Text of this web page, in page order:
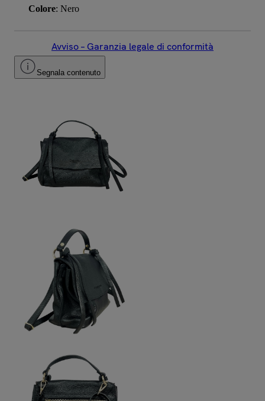
Colore: Nero
Avviso – Garanzia legale di conformità
Segnala contenuto